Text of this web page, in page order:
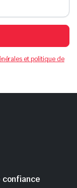
et politique de